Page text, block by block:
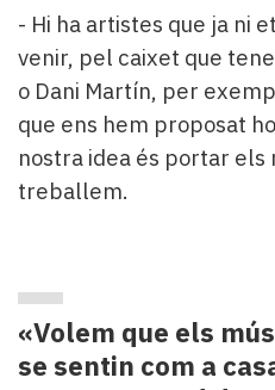
- Hi ha artistes que ja ni
venir, pel caixet que
o Dani Martín, per
que ens hem proposat
nostra idea és portar
treballem.
«Volem que els
se sentin com a